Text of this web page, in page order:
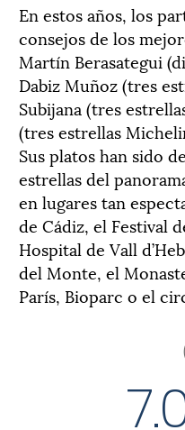
En estos años, los
consejos de los
Martín Berasategui
Dabiz Muñoz (tres
Subijana (tres
(tres estrellas
Sus platos han sido
estrellas del
en lugares tan
de Cádiz, el Festival
Hospital de Vall
del Monte, el
París, Bioparc o el